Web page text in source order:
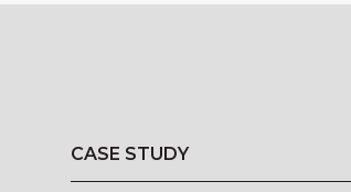
CASE STUDY